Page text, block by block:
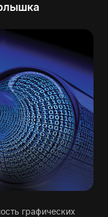
графических